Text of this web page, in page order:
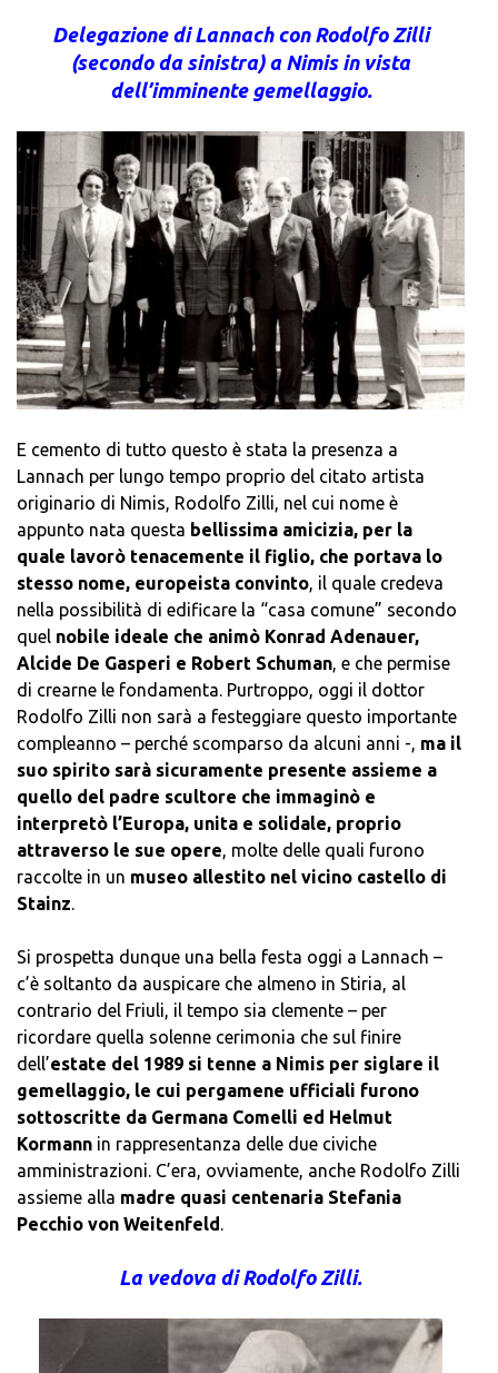
Delegazione di Lannach con Rodolfo Zilli
(secondo da sinistra) a Nimis in vista
dell’imminente gemellaggio.
E cemento di tutto questo è stata la presenza a
Lannach per lungo tempo proprio del citato artista
originario di Nimis, Rodolfo Zilli, nel cui nome è
appunto nata questa bellissima amicizia, per la
quale lavorò tenacemente il figlio, che portava lo
stesso nome, europeista convinto, il quale credeva
nella possibilità di edificare la “casa comune” secondo
quel nobile ideale che animò Konrad Adenauer,
Alcide De Gasperi e Robert Schuman, e che permise
di crearne le fondamenta. Purtroppo, oggi il dottor
Rodolfo Zilli non sarà a festeggiare questo importante
compleanno – perché scomparso da alcuni anni -, ma il
suo spirito sarà sicuramente presente assieme a
quello del padre scultore che immaginò e
interpretò l’Europa, unita e solidale, proprio
attraverso le sue opere, molte delle quali furono
raccolte in un museo allestito nel vicino castello di
Stainz.
Si prospetta dunque una bella festa oggi a Lannach –
c’è soltanto da auspicare che almeno in Stiria, al
contrario del Friuli, il tempo sia clemente – per
ricordare quella solenne cerimonia che sul finire
dell’estate del 1989 si tenne a Nimis per siglare il
gemellaggio, le cui pergamene ufficiali furono
sottoscritte da Germana Comelli ed Helmut
Kormann in rappresentanza delle due civiche
amministrazioni. C’era, ovviamente, anche Rodolfo Zilli
assieme alla madre quasi centenaria Stefania
Pecchio von Weitenfeld.
La vedova di Rodolfo Zilli.